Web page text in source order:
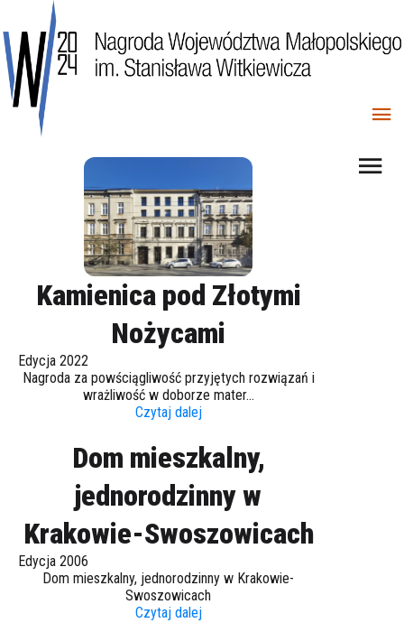
Kamienica pod Złotymi
Nożycami
Edycja 2022
Nagroda za powściągliwość przyjętych rozwiązań i
wrażliwość w doborze mater...
Czytaj dalej
Dom mieszkalny,
jednorodzinny w
Krakowie-Swoszowicach
Edycja 2006
Dom mieszkalny, jednorodzinny w Krakowie-
Swoszowicach
Czytaj dalej